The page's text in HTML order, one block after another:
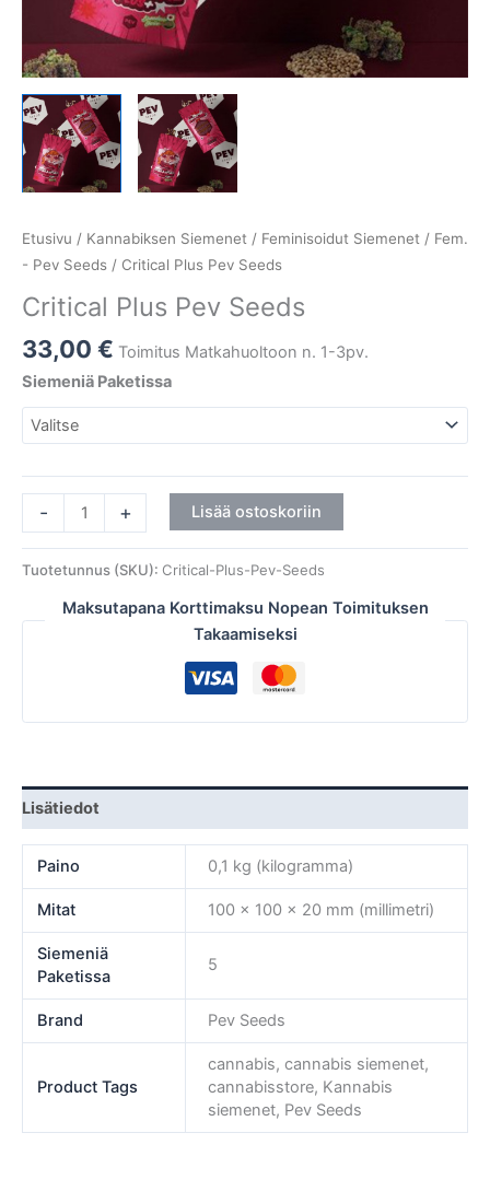
Etusivu / Kannabiksen Siemenet / Feminisoidut Siemenet / Fem.
- Pev Seeds / Critical Plus Pev Seeds
Critical Plus Pev Seeds
33,00 € Toimitus Matkahuoltoon n. 1-3pv.
Siemeniä Paketissa
- + Lisää ostoskoriin
Tuotetunnus (SKU): Critical-Plus-Pev-Seeds
Maksutapana Korttimaksu Nopean Toimituksen
Takaamiseksi
Lisätiedot
Paino 0,1 kg (kilogramma)
Mitat 100 × 100 × 20 mm (millimetri)
Siemeniä
Paketissa
5
Brand Pev Seeds
Product Tags
cannabis, cannabis siemenet,
cannabisstore, Kannabis
siemenet, Pev Seeds